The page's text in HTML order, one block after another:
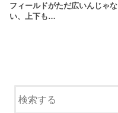
フィールドがただ広いんじゃな
い、上下も…